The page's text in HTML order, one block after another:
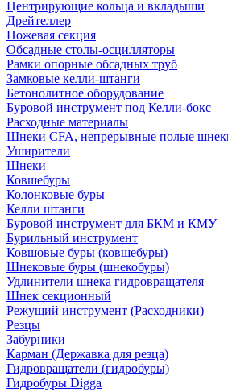
Центрирующие кольца и вкладыши
Дрейтеллер
Ножевая секция
Обсадные столы-осцилляторы
Рамки опорные обсадных труб
Замковые келли-штанги
Бетонолитное оборудование
Буровой инструмент под Келли-бокс
Расходные материалы
Шнеки CFA, непрерывные полые
Уширители
Шнеки
Ковшебуры
Колонковые буры
Келли штанги
Буровой инструмент для БКМ и КМУ
Бурильный инструмент
Ковшовые буры (ковшебуры)
Шнековые буры (шнекобуры)
Удлинители шнека гидровращателя
Шнек секционный
Режущий инструмент (Расходники)
Резцы
Забурники
Карман (Державка для резца)
Гидровращатели (гидробуры)
Гидробуры Digga